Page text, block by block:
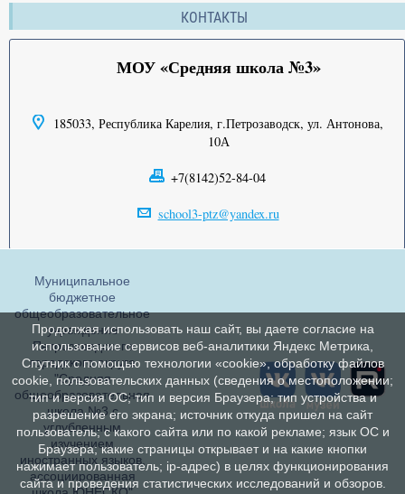
КОНТАКТЫ
МОУ «Средняя школа №3»
185033, Республика Карелия, г.Петрозаводск, ул. Антонова,
10А
+7(8142)52-84-04
school3-ptz@yandex.ru
Муниципальное
бюджетное
общеобразовательное
учреждение
Петрозаводского
городского округа
"Средняя
общеобразовательная
школа №3 с
углубленным
изучением
иностранных языков,
ассоциированная
Продолжая использовать наш сайт, вы даете согласие на
использование сервисов веб-аналитики Яндекс Метрика,
Спутник с помощью технологии «cookie», обработку файлов
cookie, пользовательских данных (сведения о местоположении;
тип и версия ОС; тип и версия Браузера; тип устройства и
разрешение его экрана; источник откуда пришел на сайт
пользователь; с какого сайта или по какой рекламе; язык ОС и
Браузера; какие страницы открывает и на какие кнопки
нажимает пользователь; ip-адрес) в целях функционирования
сайта и проведения статистических исследований и обзоров.